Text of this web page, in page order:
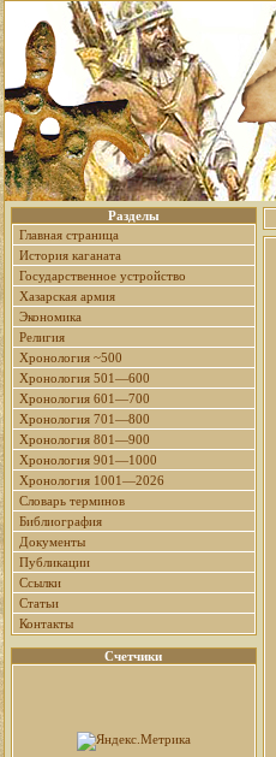
Разделы
Главная страница
История каганата
Государственное устройство
Хазарская армия
Экономика
Религия
Хронология ~500
Хронология 501—600
Хронология 601—700
Хронология 701—800
Хронология 801—900
Хронология 901—1000
Хронология 1001—2026
Словарь терминов
Библиография
Документы
Публикации
Ссылки
Статьи
Контакты
Счетчики